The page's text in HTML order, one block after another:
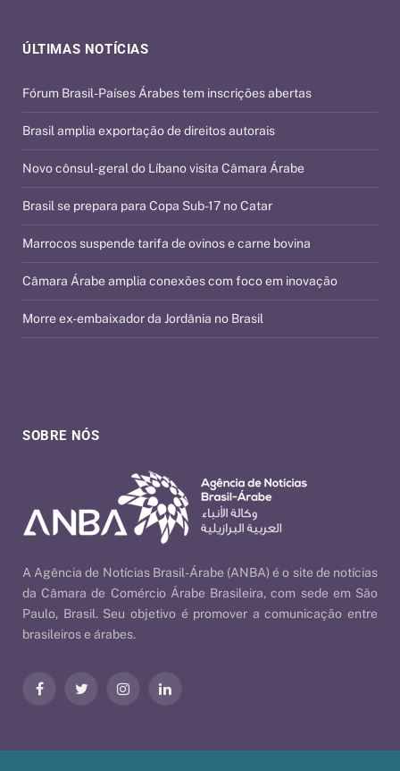
SOBRE NÓS
A Agência de Notícias Brasil-Árabe (ANBA) é o site de notícias
da Câmara de Comércio Árabe Brasileira, com sede em São
Paulo, Brasil. Seu objetivo é promover a comunicação entre
brasileiros e árabes.
FacebookTwitter InstagramLinkedIn
ÚLTIMAS NOTÍCIAS
Fórum Brasil-Países Árabes tem inscrições abertas
Brasil amplia exportação de direitos autorais
Novo cônsul-geral do Líbano visita Câmara Árabe
Brasil se prepara para Copa Sub-17 no Catar
Marrocos suspende tarifa de ovinos e carne bovina
Câmara Árabe amplia conexões com foco em inovação
Morre ex-embaixador da Jordânia no Brasil